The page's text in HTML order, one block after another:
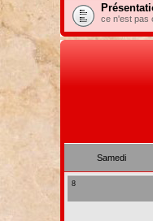
ce n'est pas
Samedi
8